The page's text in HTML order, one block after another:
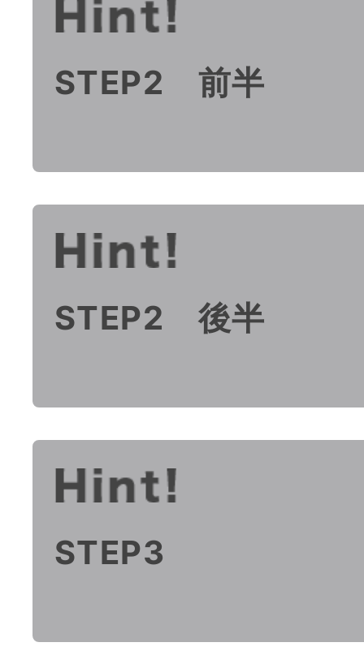
STEP2 前半
STEP2 後半
STEP3